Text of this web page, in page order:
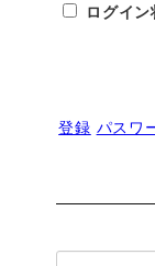
ログイ
登録 パスワ